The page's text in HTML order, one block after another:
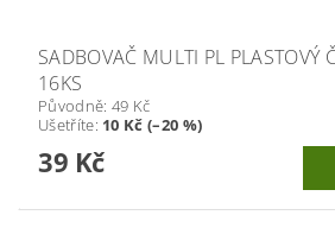
SADBOVAČ MULTI PL PLASTOVÝ
16KS
Původně: 49 Kč
Ušetříte: 10 Kč (–20 %)
39 Kč